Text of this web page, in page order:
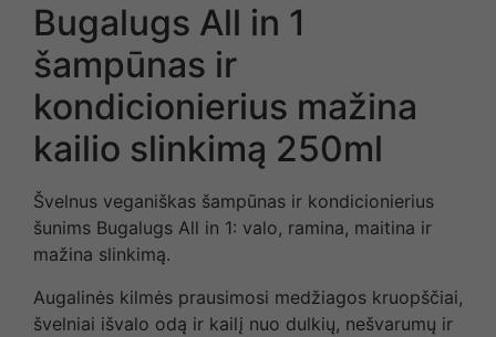
Bugalugs All in 1
šampūnas ir
kondicionierius mažina
kailio slinkimą 250ml
Švelnus veganiškas šampūnas ir kondicionierius
šunims Bugalugs All in 1: valo, ramina, maitina ir
mažina slinkimą.
Augalinės kilmės prausimosi medžiagos kruopščiai,
švelniai išvalo odą ir kailį nuo dulkių, nešvarumų ir